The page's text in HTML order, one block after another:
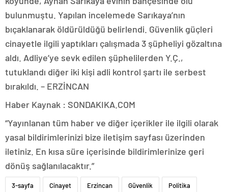
bulunmuştu. Yapılan incelemede Sarıkaya’nın
bıçaklanarak öldürüldüğü belirlendi. Güvenlik güçleri
cinayetle ilgili yaptıkları çalışmada 3 şüpheliyi gözaltına
aldı. Adliye’ye sevk edilen şüphelilerden Y.Ç.,
tutuklandı diğer iki kişi adli kontrol şartı ile serbest
bırakıldı. – ERZİNCAN
Haber Kaynak : SONDAKIKA.COM
“Yayınlanan tüm haber ve diğer içerikler ile ilgili olarak
yasal bildirimlerinizi bize iletişim sayfası üzerinden
iletiniz. En kısa süre içerisinde bildirimlerinize geri
dönüş sağlanılacaktır.”
3-sayfa Cinayet Erzincan Güvenlik Politika